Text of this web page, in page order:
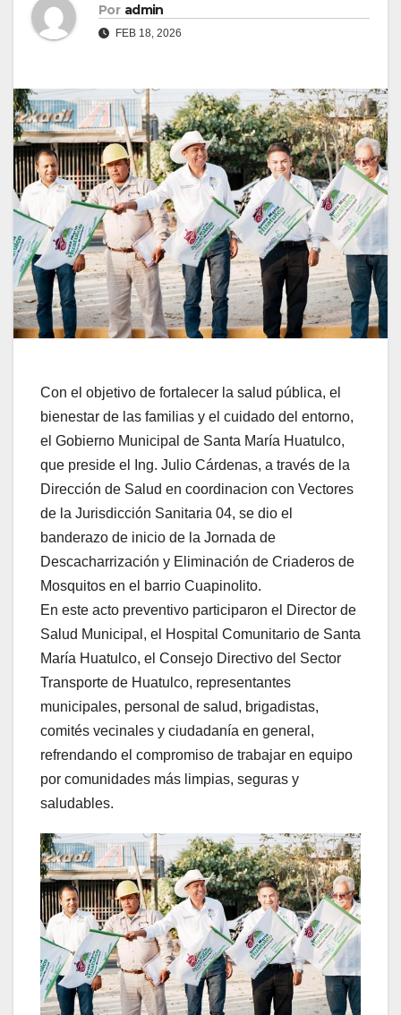
Por admin
FEB 18, 2026
Con el objetivo de fortalecer la salud pública, el
bienestar de las familias y el cuidado del entorno,
el Gobierno Municipal de Santa María Huatulco,
que preside el Ing. Julio Cárdenas, a través de la
Dirección de Salud en coordinacion con Vectores
de la Jurisdicción Sanitaria 04, se dio el
banderazo de inicio de la Jornada de
Descacharrización y Eliminación de Criaderos de
Mosquitos en el barrio Cuapinolito.
En este acto preventivo participaron el Director de
Salud Municipal, el Hospital Comunitario de Santa
María Huatulco, el Consejo Directivo del Sector
Transporte de Huatulco, representantes
municipales, personal de salud, brigadistas,
comités vecinales y ciudadanía en general,
refrendando el compromiso de trabajar en equipo
por comunidades más limpias, seguras y
saludables.